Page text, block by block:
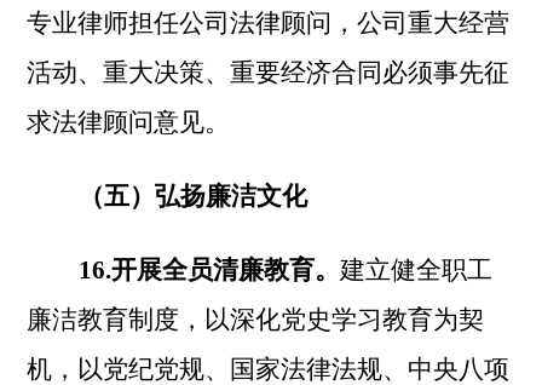
专业律师担任公司法律顾问，公司重大经营
活动、重大决策、重要经济合同必须事先征
求法律顾问意见。
（五）弘扬廉洁文化
16.开展全员清廉教育。建立健全职工
廉洁教育制度，以深化党史学习教育为契
机，以党纪党规、国家法律法规、中央八项